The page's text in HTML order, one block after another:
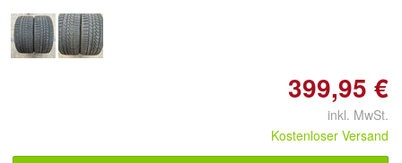
399,95 €
inkl. MwSt.
Kostenloser Versand